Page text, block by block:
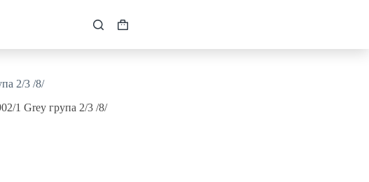
Кошик
2/3 /8/
1 Grey група 2/3 /8/